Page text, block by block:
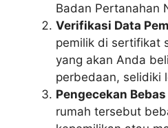
Badan Pertanahan
Verifikasi Data
pemilik di sertifikat
yang akan Anda
perbedaan, selidiki
Pengecekan
rumah tersebut